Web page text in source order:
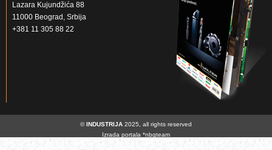
Lazara Kujundžića 88
11000 Beograd, Srbija
+381 11 305 88 22
©INDUSTRIJA 2025, all rights reserved
Izrada portala *nbgteam